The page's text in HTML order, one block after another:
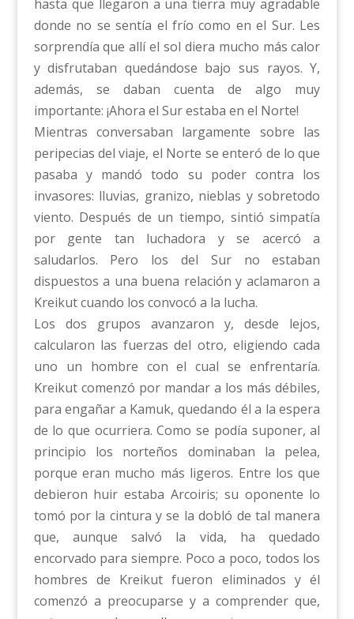
hasta que llegaron a una tierra muy agradable
donde no se sentía el frío como en el Sur. Les
sorprendía que allí el sol diera mucho más calor
y disfrutaban quedándose bajo sus rayos. Y,
además, se daban cuenta de algo muy
importante: ¡Ahora el Sur estaba en el Norte!
Mientras conversaban largamente sobre las
peripecias del viaje, el Norte se enteró de lo que
pasaba y mandó todo su poder contra los
invasores: lluvias, granizo, nieblas y sobretodo
viento. Después de un tiempo, sintió simpatía
por gente tan luchadora y se acercó a
saludarlos. Pero los del Sur no estaban
dispuestos a una buena relación y aclamaron a
Kreikut cuando los convocó a la lucha.
Los dos grupos avanzaron y, desde lejos,
calcularon las fuerzas del otro, eligiendo cada
uno un hombre con el cual se enfrentaría.
Kreikut comenzó por mandar a los más débiles,
para engañar a Kamuk, quedando él a la espera
de lo que ocurriera. Como se podía suponer, al
principio los norteños dominaban la pelea,
porque eran mucho más ligeros. Entre los que
debieron huir estaba Arcoiris; su oponente lo
tomó por la cintura y se la dobló de tal manera
que, aunque salvó la vida, ha quedado
encorvado para siempre. Poco a poco, todos los
hombres de Kreikut fueron eliminados y él
comenzó a preocuparse y a comprender que,